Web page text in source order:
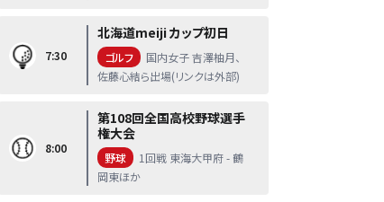
7:30
北海道meiji カップ初日
ゴルフ
国内女子 吉澤柚月、
佐藤心結ら出場(リンクは外部)
8:00
第108回全国高校野球選手
権大会
野球
1回戦 東海大甲府 - 鶴
岡東ほか